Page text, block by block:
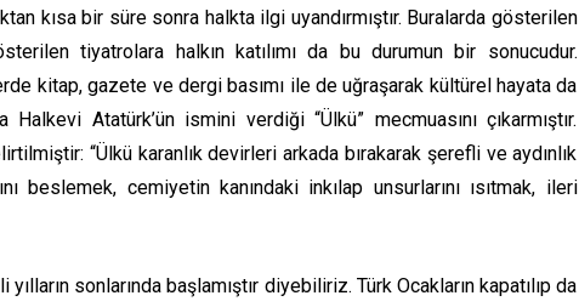
kısa bir süre sonra halkta ilgi uyandırmıştır. Buralarda gösterilen
tiyatrolara halkın katılımı da bu durumun bir sonucudur.
kitap, gazete ve dergi basımı ile de uğraşarak kültürel hayata da
Halkevi Atatürk’ün ismini verdiği “Ülkü” mecmuasını çıkarmıştır.
“Ülkü karanlık devirleri arkada bırakarak şerefli ve aydınlık
beslemek, cemiyetin kanındaki inkılap unsurlarını ısıtmak, ileri
sonlarında başlamıştır diyebiliriz. Türk Ocakların kapatılıp da